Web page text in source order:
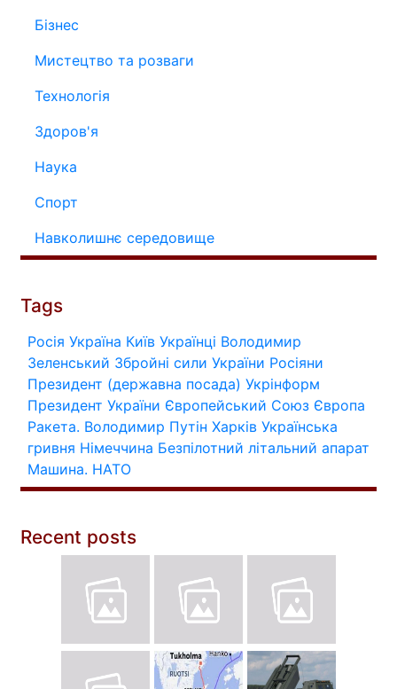
Бізнес
Мистецтво та розваги
Технологія
Здоров'я
Наука
Спорт
Навколишнє середовище
Tags
Росія Україна Київ Українці Володимир
Зеленський Збройні сили України Росіяни
Президент (державна посада) Укрінформ
Президент України Європейський Союз Європа
Ракета. Володимир Путін Харків Українська
гривня Німеччина Безпілотний літальний апарат
Машина. НАТО
Recent posts